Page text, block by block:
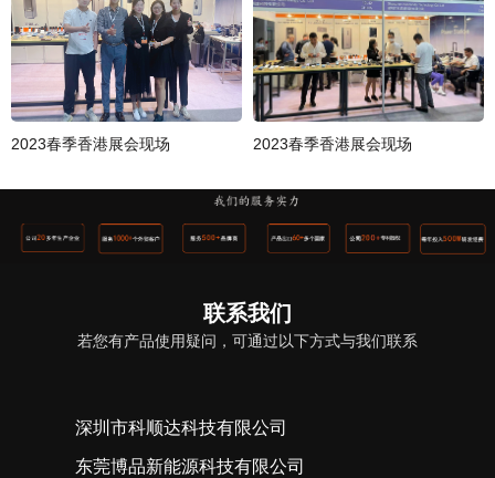
2023春季香港展会现场 2023春季香港展会现场
联系我们
若您有产品使用疑问，可通过以下方式与我们联系
深圳市科顺达科技有限公司
东莞博品新能源科技有限公司